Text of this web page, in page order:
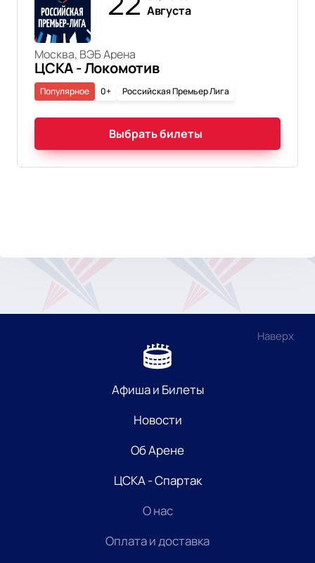
Августа
Москва, ВЭБ Арена
ЦСКА - Локомотив
0+ Российская Премьер Лига
Популярное
Выбрать билеты
Наверх
Афиша и Билеты
Новости
Об Арене
ЦСКА - Спартак
О нас
Оплата и доставка